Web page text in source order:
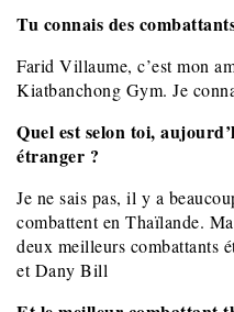
Tu connais des
Farid Villaume, c’est mon
Kiatbanchong Gym. Je
Quel est selon toi,
étranger ?
Je ne sais pas, il y a
combattent en Thaïlande.
deux meilleurs combattants
et Dany Bill